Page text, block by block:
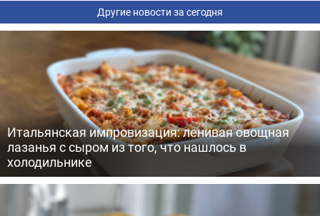
Другие новости за сегодня
Итальянская импровизация: ленивая овощная
лазанья с сыром из того, что нашлось в
холодильнике